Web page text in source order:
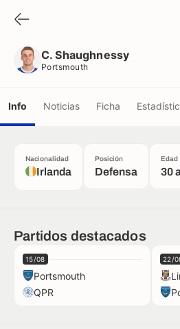
C. Shaughnessy
Portsmouth
Info Noticias Ficha
Nacionalidad
Irlanda
Posición
Defensa
Edad
30
Partidos destacados
15/08
Portsmouth
QPR
22/